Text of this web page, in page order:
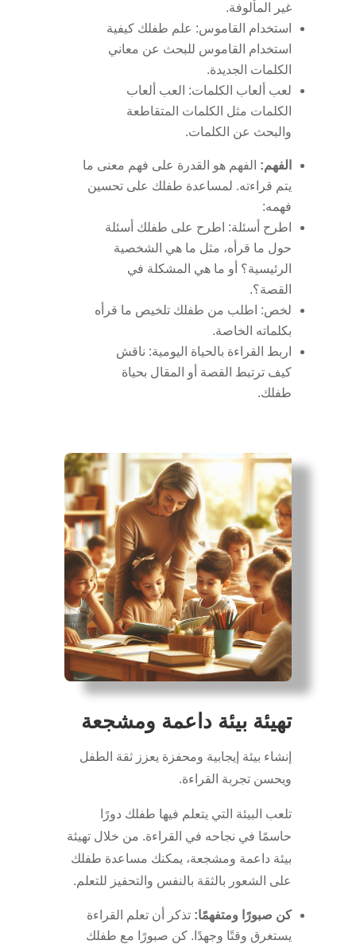
غير المألوفة.
استخدام القاموس: علم طفلك كيفية
استخدام القاموس للبحث عن معاني
الكلمات الجديدة.
لعب ألعاب الكلمات: العب ألعاب
الكلمات مثل الكلمات المتقاطعة
والبحث عن الكلمات.
الفهم: الفهم هو القدرة على فهم معنى ما
يتم قراءته. لمساعدة طفلك على تحسين
فهمه:
اطرح أسئلة: اطرح على طفلك أسئلة
حول ما قرأه، مثل ما هي الشخصية
الرئيسية؟ أو ما هي المشكلة في
القصة؟.
لخص: اطلب من طفلك تلخيص ما قرأه
بكلماته الخاصة.
اربط القراءة بالحياة اليومية: ناقش
كيف ترتبط القصة أو المقال بحياة
طفلك.
تهيئة بيئة داعمة ومشجعة
إنشاء بيئة إيجابية ومحفزة يعزز ثقة الطفل
ويحسن تجربة القراءة.
تلعب البيئة التي يتعلم فيها طفلك دورًا
حاسمًا في نجاحه في القراءة. من خلال تهيئة
بيئة داعمة ومشجعة، يمكنك مساعدة طفلك
على الشعور بالثقة بالنفس والتحفيز للتعلم.
كن صبورًا ومتفهمًا: تذكر أن تعلم القراءة
يستغرق وقتًا وجهدًا. كن صبورًا مع طفلك